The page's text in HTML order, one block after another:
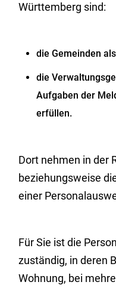
Württemberg sind:
die Gemeinden
die
Aufgaben der
erfüllen.
Dort nehmen in der
beziehungsweise
einer
Für Sie ist die
zuständig, in deren
Wohnung, bei